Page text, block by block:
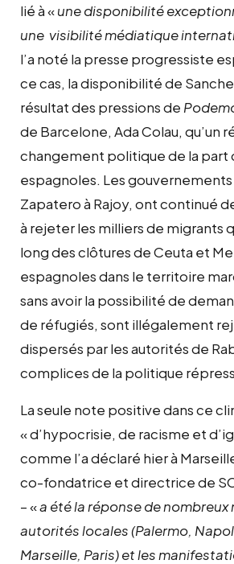
lié à «une disponibilité
une visibilité médiatique
l’a noté la presse progressiste
ce cas, la disponibilité de
résultat des pressions de
de Barcelone, Ada Colau, qu’un
changement politique de la part
espagnoles. Les
Zapatero à Rajoy, ont continué
à rejeter les milliers de migrants
long des clôtures de Ceuta et
espagnoles dans le territoire
sans avoir la possibilité de
de réfugiés, sont illégalement
dispersés par les autorités de
complices de la politique
La seule note positive dans ce
« d’hypocrisie, de racisme et
comme l’a déclaré hier à
co-fondatrice et directrice de
– «a été la réponse de nombreux
autorités locales (Palermo,
Marseille, Paris) et les